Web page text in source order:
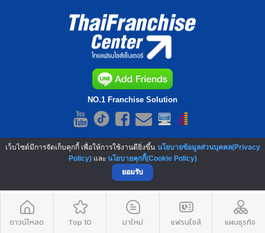
NO.1 Franchise Solution
เว็บไซต์มีการจัดเก็บคุกกี้ เพื่อให้การใช้งานดียิ่งขึ้น นโยบายข้อมูลส่วนบุคคล(Privacy
Policy)และ นโยบายคุกกี้(Cookie Policy)
ยอมรับ
ดาวน์โหลด Top 10 มาใหม่ แฟรนไชส์ แผนธุรกิจ